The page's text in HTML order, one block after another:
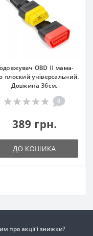
OBD II мама-
плоский універсальний.
Довжина 36см.
0
389 грн.
ДО КОШИКА
про акції і знижки?